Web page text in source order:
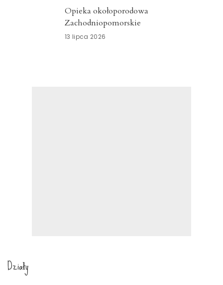
Opieka okołoporodowa
Zachodniopomorskie
13 lipca 2026
Działy